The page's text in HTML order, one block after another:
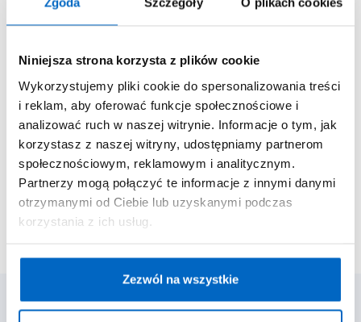
Niniejsza strona korzysta z plików cookie
Wykorzystujemy pliki cookie do spersonalizowania treści
i reklam, aby oferować funkcje społecznościowe i
analizować ruch w naszej witrynie. Informacje o tym, jak
korzystasz z naszej witryny, udostępniamy partnerom
społecznościowym, reklamowym i analitycznym.
Partnerzy mogą połączyć te informacje z innymi danymi
otrzymanymi od Ciebie lub uzyskanymi podczas
korzystania z ich usług.
Zezwól na wszystkie
art.6 ust 1 lit a) rozporządzenie Parlamentu
w sprawie swobodnego przepływu takich danych
pełnej treści klauzuli informacyjnej.
Chcę otrzymywać listy od EPO